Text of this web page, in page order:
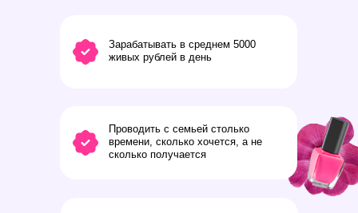
Зарабатывать в среднем 5000
живых рублей в день
Проводить с семьей столько
времени, сколько хочется, а не
сколько получается